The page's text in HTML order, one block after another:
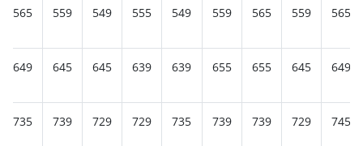
565 559 549 555 549 559 565 559 565
649 645 645 639 639 655 655 645 649
735 739 729 729 735 739 739 729 745